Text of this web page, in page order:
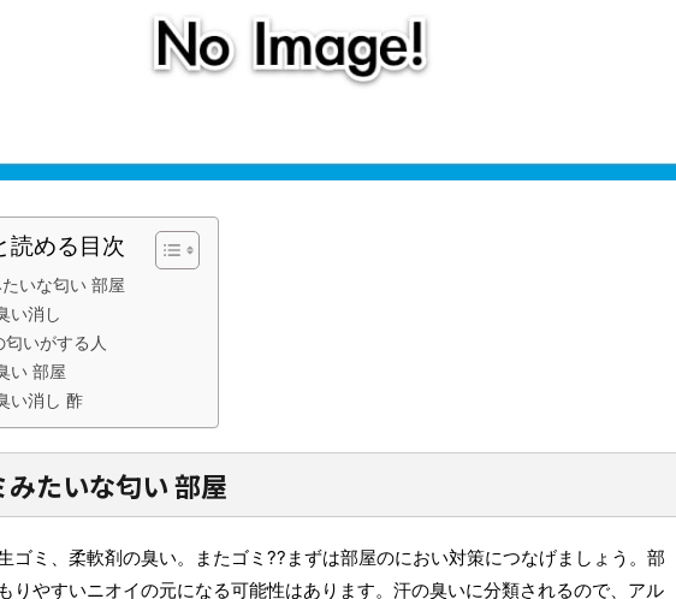
読める目次
いな匂い 部屋
い消し
匂いがする人
い 部屋
い消し 酢
みたいな匂い 部屋
ゴミ、柔軟剤の臭い。またゴミ??まずは部屋のにおい対策につなげましょう。部
りやすいニオイの元になる可能性はあります。汗の臭いに分類されるので、アル